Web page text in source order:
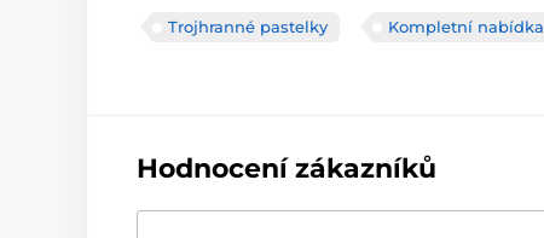
Trojhranné pastelky Kompletní nabídka
Hodnocení zákazníků